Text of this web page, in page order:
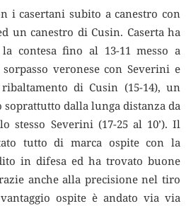
i casertani subito a canestro con
un canestro di Cusin. Caserta ha
contesa fino al 13-11 messo a
veronese con Severini e
di Cusin (15-14), un
dalla lunga distanza da
stesso Severini (17-25 al 10’). Il
tutto di marca ospite con la
in difesa ed ha trovato buone
anche alla precisione nel tiro
ospite è andato via via